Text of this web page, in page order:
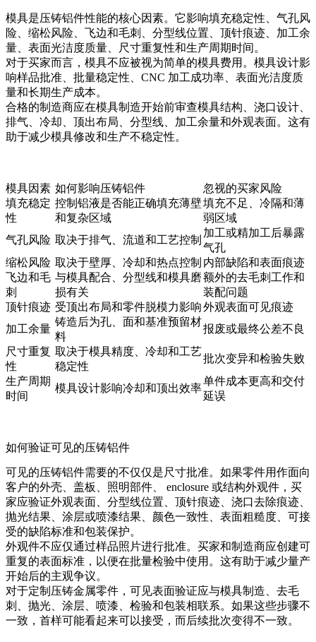
模具是压铸铝件性能的核心因素。它影响填充稳定性、气孔风
险、缩松风险、飞边和毛刺、分型线位置、顶针痕迹、加工余
量、表面光洁度质量、尺寸重复性和生产周期时间。
对于买家而言，模具不应被视为简单的模具费用。模具设计影
响样品批准、批量稳定性、CNC 加工成功率、表面光洁度质
量和长期生产成本。
合格的制造商应在模具制造开始前审查模具结构、浇口设计、
排气、冷却、顶出布局、分型线、加工余量和外观表面。这有
助于减少模具修改和生产不稳定性。
模具因素 如何影响压铸铝件
忽视的买家风险
填充稳定
性
控制铝液是否能正确填充薄壁
和复杂区域
填充不足、冷隔和薄
弱区域
气孔风险 取决于排气、流道和工艺控制
加工或精加工后暴露
气孔
缩松风险 取决于壁厚、冷却和热点控制 内部缺陷和表面痕迹
飞边和毛
刺
与模具配合、分型线和模具磨
损有关
额外的去毛刺工作和
装配问题
顶针痕迹 受顶出布局和零件脱模力影响外观表面可见痕迹
加工余量
铸造后为孔、面和基准预留材
料
报废或最终公差不良
尺寸重复
性
取决于模具精度、冷却和工艺
稳定性
批次变异和检验失败
生产周期
时间
模具设计影响冷却和顶出效率
单件成本更高和交付
延误
如何验证可见的压铸铝件
可见的压铸铝件需要的不仅仅是尺寸批准。如果零件用作面向
客户的外壳、盖板、照明部件、 enclosure 或结构外观件，买
家应验证外观表面、分型线位置、顶针痕迹、浇口去除痕迹、
抛光结果、涂层或喷漆结果、颜色一致性、表面粗糙度、可接
受的缺陷标准和包装保护。
外观件不应仅通过样品照片进行批准。买家和制造商应创建可
重复的表面标准，以便在批量检验中使用。这有助于减少量产
开始后的主观争议。
对于定制压铸金属零件 ，可见表面验证应与模具制造、去毛
刺、抛光、涂层、喷漆、检验和包装相联系。如果这些步骤不
一致，首样可能看起来可以接受，而后续批次变得不一致。